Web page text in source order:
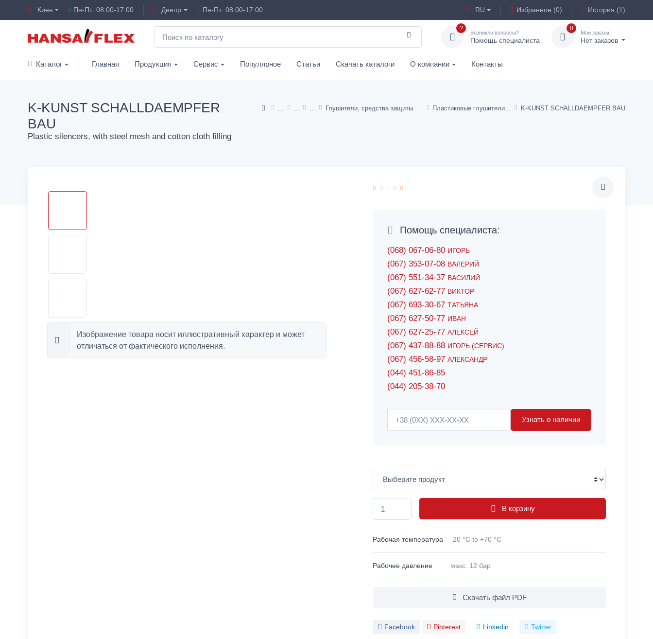
Киев Пн-Пт: 08:00-17:00 Днепр Пн-Пт: 08:00-17:00 RU Избранное (0) История (1)
?
Возникли вопросы?
Помощь специалиста
0
Мои заказы
Нет заказов
Каталог Главная Продукция Сервис Популярное Статьи Скачать каталоги О компании Контакты
Глушители, средства защиты слуха Пластиковые глушители K-KUNST SCHALLDAEMPFER BAU
K-KUNST SCHALLDAEMPFER
BAU
Plastic silencers, with steel mesh and cotton cloth filling
Изображение товара носит иллюстративный характер и может
отличаться от фактического исполнения.
Помощь специалиста:
(068) 067-06-80 ИГОРЬ
(067) 353-07-08 ВАЛЕРИЙ
(067) 551-34-37 ВАСИЛИЙ
(067) 627-62-77 ВИКТОР
(067) 693-30-67 ТАТЬЯНА
(067) 627-50-77 ИВАН
(067) 627-25-77 АЛЕКСЕЙ
(067) 437-88-88 ИГОРЬ (СЕРВИС)
(067) 456-58-97 АЛЕКСАНДР
(044) 451-86-85
(044) 205-38-70
Узнать о наличии
В корзину
Рабочая температура -20 °C to +70 °C
Рабочее давление макс. 12 бар
Скачать файл PDF
Facebook Pinterest Linkedin Twitter